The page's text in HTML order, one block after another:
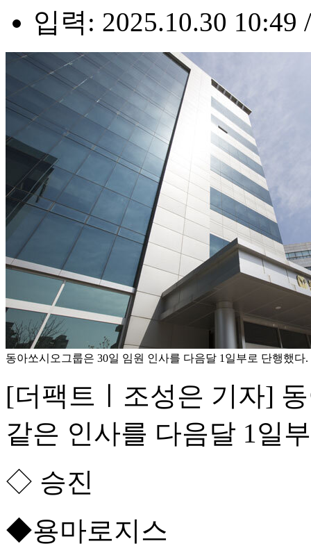
입력: 2025.10.30 10:49
동아쏘시오그룹은 30일 임원 인사를 다음달 1일부로 단행했다
[더팩트ㅣ조성은 기자]
같은 인사를 다음달 1일
◇ 승진
◆용마로지스